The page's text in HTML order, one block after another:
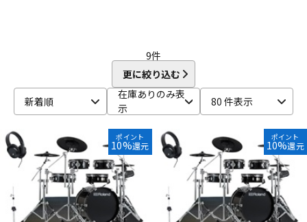
9件
更に絞り込む
新着順
在庫ありのみ表
示
80 件表示
ポイント
10%還元
ポイント
10%還元